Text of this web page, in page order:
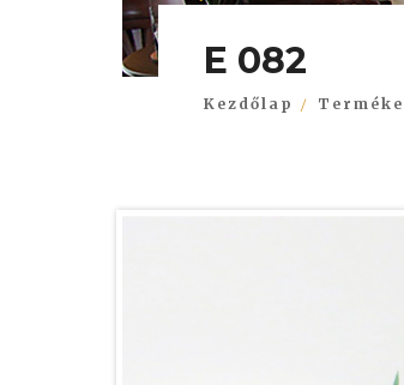
E 082
Kezdőlap